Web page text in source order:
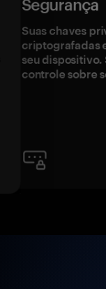
Segurança
Suas chaves
criptografadas
seu dispositivo.
controle sobre